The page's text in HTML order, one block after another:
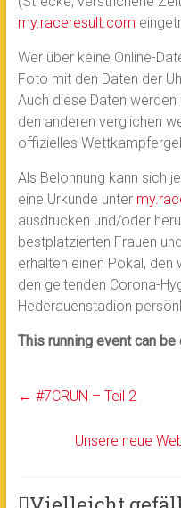
my.raceresult.com
Wer über keine Online-
Foto mit den Daten der
Auch diese Daten
den anderen verglichen
offizielles
Als Belohnung kann sich
eine Urkunde unter
ausdrucken und/oder
bestplatzierten Frauen
erhalten einen Pokal, den
den geltenden Corona-
Hederauenstadion
This running event can be
← #7CRUN – Teil 2
Unsere neue